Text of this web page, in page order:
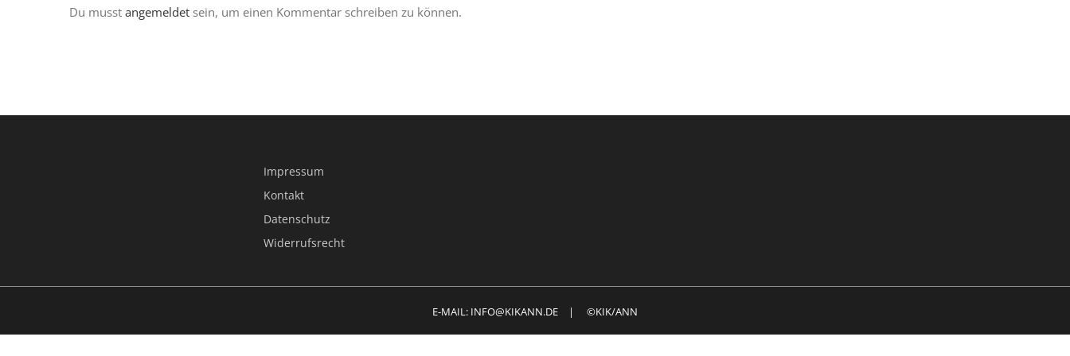
Du musst angemeldet sein, um einen Kommentar schreiben zu können.
Impressum
Kontakt
Datenschutz
Widerrufsrecht
E-MAIL: INFO@KIKANN.DE | ©KIK/ANN